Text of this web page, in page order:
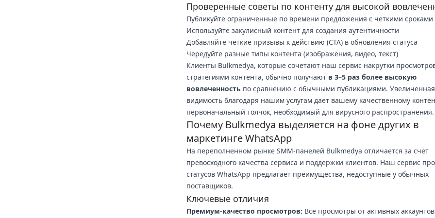
Проверенные советы по контенту для высокой
Публикуйте ограниченные по времени предложения с четкими сроками
Используйте закулисный контент для создания аутентичности
Добавляйте четкие призывы к действию (CTA) в обновления статуса
Чередуйте разные типы контента (изображения, видео, текст)
Клиенты Bulkmedya, которые сочетают наш сервис накрутки
стратегиями контента, обычно получают в 3–5 раз более высокую
вовлеченность по сравнению с обычными публикациями. Увеличенная
видимость благодаря нашим услугам дает вашему качественному
первоначальный толчок, необходимый для вирусного распространения.
Почему Bulkmedya выделяется на фоне других в
маркетинге WhatsApp
На переполненном рынке SMM-панелей Bulkmedya отличается за счет
превосходного качества сервиса и поддержки клиентов. Наш сервис
статусов WhatsApp предлагает преимущества, недоступные у обычных
поставщиков.
Ключевые отличия
Премиум-качество просмотров: Все просмотры от активных